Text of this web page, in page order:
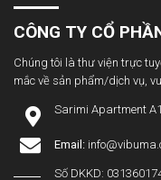
CÔNG TY CỔ
Chúng tôi là thư viện trực
mắc về sản phẩm/dịch vụ,
Sarimi Apartment
Email:
Số DKKD: